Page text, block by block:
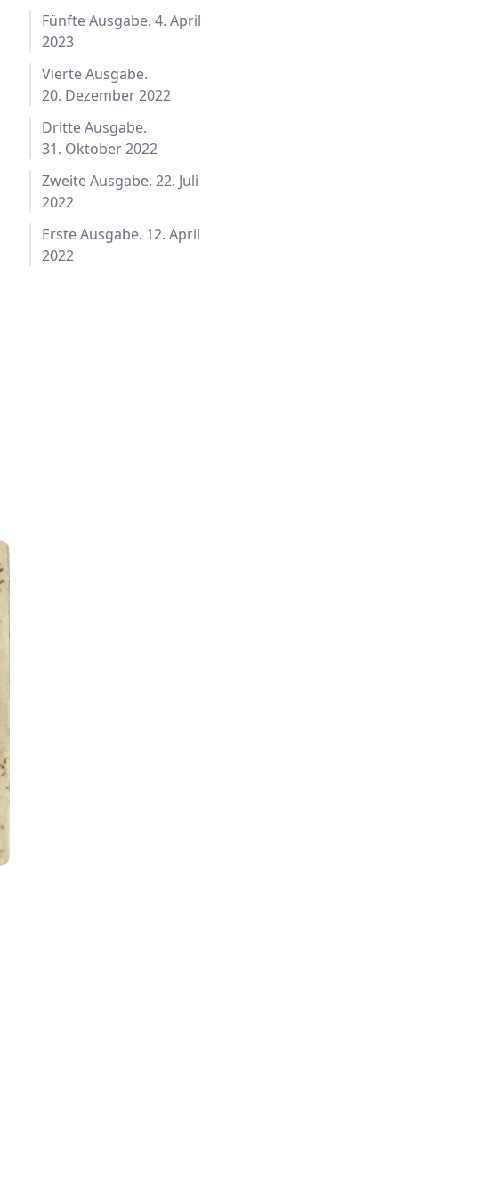
Fünfte Ausgabe. 4. April
2023
Vierte Ausgabe.
20. Dezember 2022
Dritte Ausgabe.
31. Oktober 2022
Zweite Ausgabe. 22. Juli
2022
Erste Ausgabe. 12. April
2022